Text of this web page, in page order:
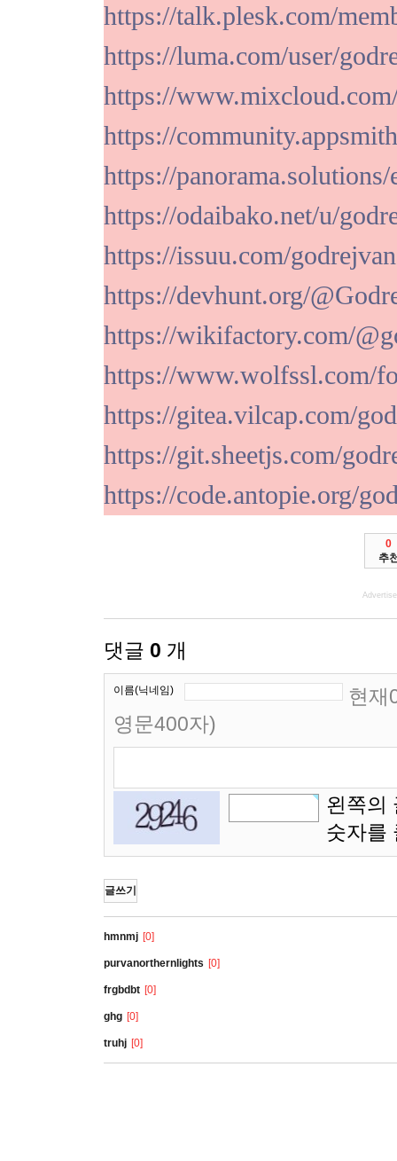
https://talk.plesk.com/
https://luma.com/user/
https://
https://
https://
https://odaibako.net/u/
https://issuu.com/godrejvan
https://devhunt.org/
https://wikifactory.com/
https://www.wolfssl.com/
https://gitea.vilcap.com/
https://git.sheetjs.com/
https://code.antopie.org/
0
추
댓글 0 개
이름(닉네임)
현재
영문400자)
왼쪽의
숫자를
글쓰기
hmnmj [0]
purvanorthernlights [0]
frgbdbt [0]
ghg [0]
truhj [0]